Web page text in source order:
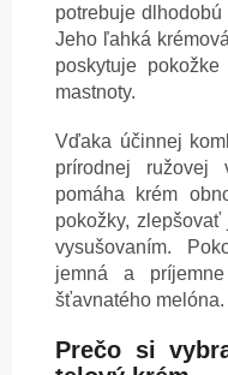
potrebuje
Jeho ľahká
poskytuje
mastnoty.
Vďaka účinnej
prírodnej ružovej
pomáha krém
pokožky,
vysušovaním.
jemná a
šťavnatého melóna.
Prečo si